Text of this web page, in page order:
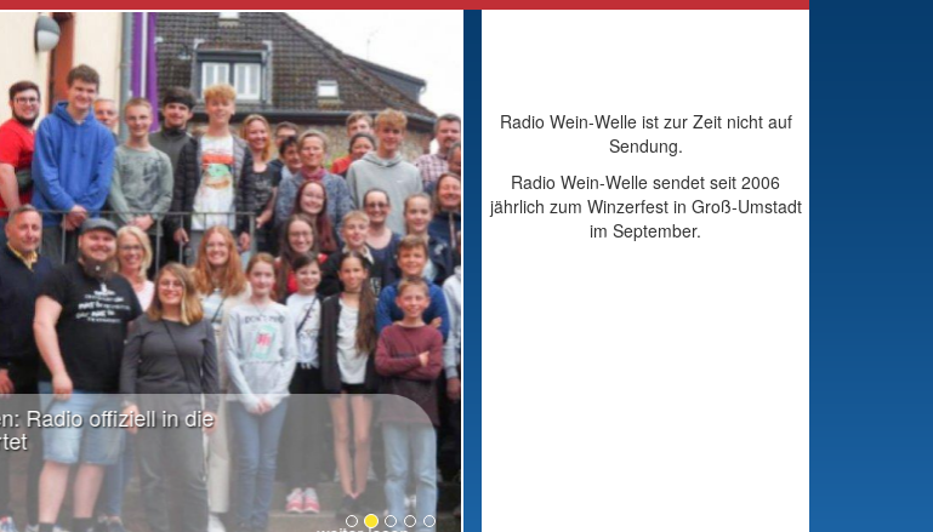
Radio Wein-Welle ist zur Zeit nicht auf
Sendung.
Radio Wein-Welle sendet seit 2006
jährlich zum Winzerfest in Groß-Umstadt
im September.